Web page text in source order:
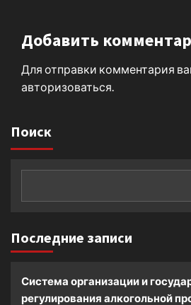
Добавить
Для отправки комментария
авторизоваться
Поиск
Последние записи
Система организации и
регулирования алкогольной